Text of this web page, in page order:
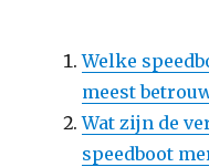
Welke
meest
Wat zijn de
speedboot